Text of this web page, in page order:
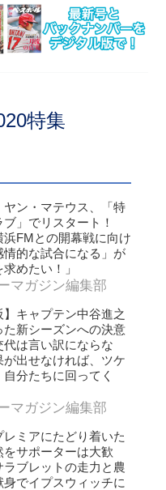
特集
ヤン・マテウス、「特
ブ」でリスタート！
浜FMとの開幕戦に向け
情的な試合になる」が
求めたい！」
マガジン編集部
】キャプテン中谷進之
た新シーズンへの決意
代は言い訳にならな
が出せなければ、ツケ
自分たちに回ってく
マガジン編集部
レミアにたどり着いた
をサポーターは大歓
ブレットの走力と農
身でイプスウィッチに